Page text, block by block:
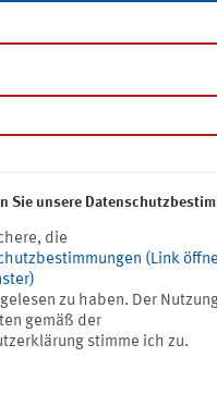
Sie unsere
die
(Link
zu haben. Der
gemäß der
stimme ich zu.